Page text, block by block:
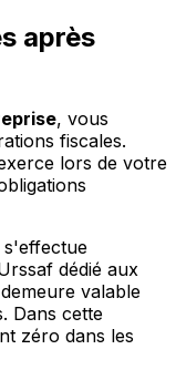
après
, vous
fiscales.
lors de votre
s'effectue
dédié aux
valable
Dans cette
zéro dans les